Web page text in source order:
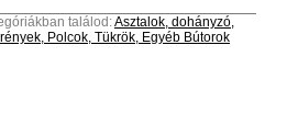
találod:Asztalok, dohányzó,
Polcok, Tükrök, Egyéb Bútorok